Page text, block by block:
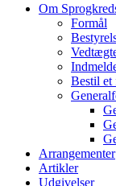
Om
Formål
Bestil et
Arrangementer
Artikler
Udgivelser